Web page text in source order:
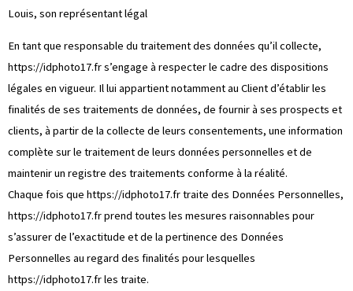
Louis, son représentant légal
En tant que responsable du traitement des données qu’il collecte,
https://idphoto17.frs’engage à respecter le cadre des dispositions
légales en vigueur. Il lui appartient notamment au Client d’établir les
finalités de ses traitements de données, de fournir à ses prospects et
clients, à partir de la collecte de leurs consentements, une information
complète sur le traitement de leurs données personnelles et de
maintenir un registre des traitements conforme à la réalité.
Chaque fois que https://idphoto17.frtraite des Données Personnelles,
https://idphoto17.frprend toutes les mesures raisonnables pour
s’assurer de l’exactitude et de la pertinence des Données
Personnelles au regard des finalités pour lesquelles
https://idphoto17.frles traite.